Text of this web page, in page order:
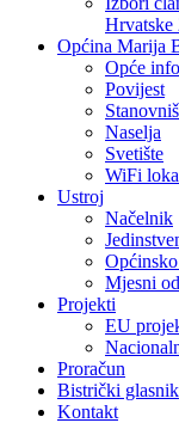
Hrvatske
Općina Marija
Opće
Povijest
Naselja
Svetište
WiFi
Ustroj
Načelnik
Mjesni
Projekti
EU
Proračun
Bistrički glasnik
Kontakt